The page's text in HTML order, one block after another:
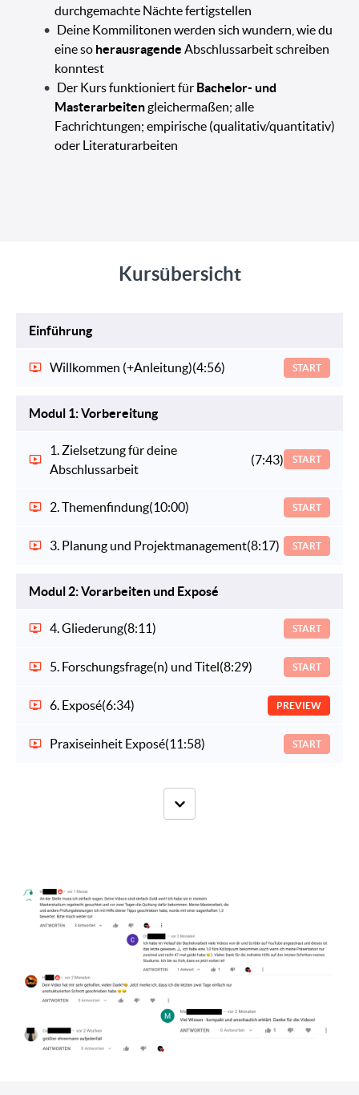
durchgemachte Nächte fertigstellen
Deine Kommilitonen werden sich wundern, wie du
eine so herausragende Abschlussarbeit schreiben
konntest
Der Kurs funktioniert für Bachelor- und
Masterarbeitengleichermaßen; alle
Fachrichtungen; empirische (qualitativ/quantitativ)
oder Literaturarbeiten
Kursübersicht
Einführung
Willkommen (+Anleitung)(4:56) START
Modul 1: Vorbereitung
1. Zielsetzung für deine
Abschlussarbeit
(7:43) START
2. Themenfindung(10:00) START
3. Planung und Projektmanagement(8:17) START
Modul 2: Vorarbeiten und Exposé
4. Gliederung(8:11) START
5. Forschungsfrage(n) und Titel(8:29) START
6. Exposé(6:34) PREVIEW
Praxiseinheit Exposé(11:58) START